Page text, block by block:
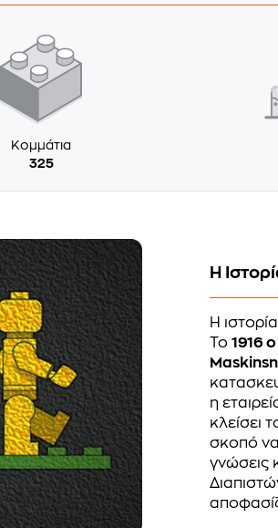
Κομμάτια
325
Η
Η
Το1916
η
κλείσει
σκοπό να
γνώσεις